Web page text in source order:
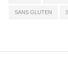
SANS GLUTEN